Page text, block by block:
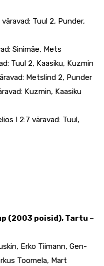
Tuul 2, Punder,
Sinimäe, Mets
Tuul 2, Kaasiku, Kuzmin
Metslind 2, Punder
Kuzmin, Kaasiku
I 2:7 väravad: Tuul,
(2003 poisid), Tartu –
Erko Tiimann, Gen-
Toomela, Mart